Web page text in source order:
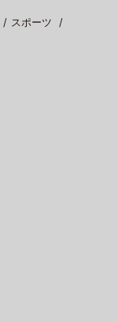
スポーツ